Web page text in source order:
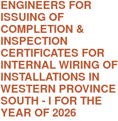
ENGINEERS FOR
ISSUING OF
COMPLETION &
INSPECTION
CERTIFICATES FOR
INTERNAL WIRING OF
INSTALLATIONS IN
WESTERN PROVINCE
SOUTH - I FOR THE
YEAR OF 2026